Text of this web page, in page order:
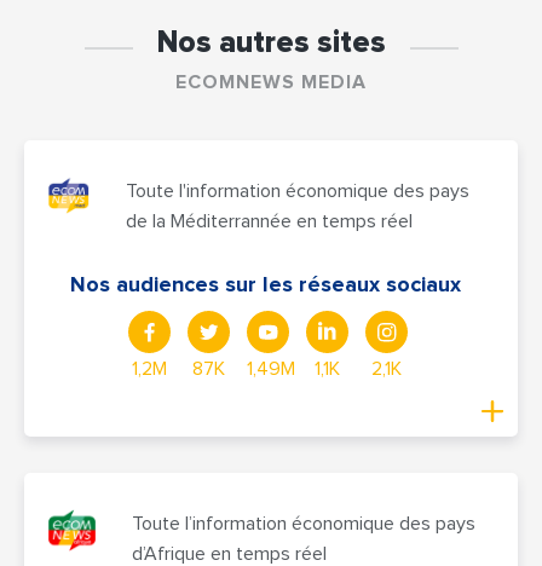
Nos autres sites
ECOMNEWS MEDIA
Toute l'information économique des pays
de la Méditerrannée en temps réel
Nos audiences sur les réseaux sociaux
1,2M 87K 1,49M 1,1K 2,1K
Toute l’information économique des pays
d’Afrique en temps réel